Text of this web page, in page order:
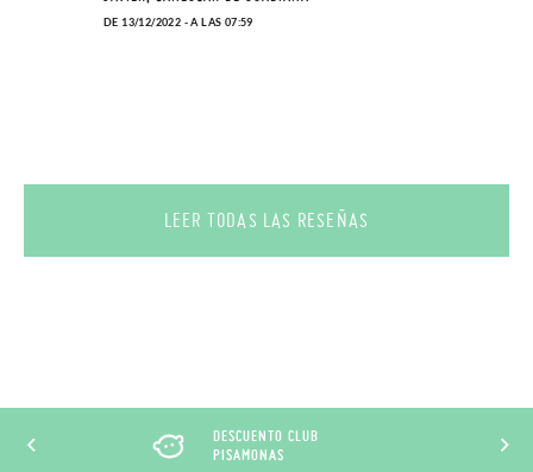
DE 13/12/2022 - A LAS 07:59
LEER TODAS LAS RESEÑAS
DESCUENTO CLUB
PISAMONAS